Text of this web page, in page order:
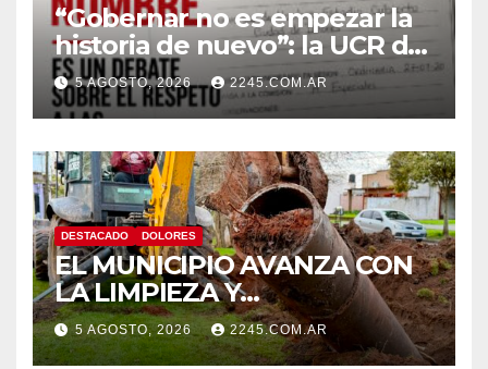
“Gobernar no es empezar la
historia de nuevo”: la UCR de
Dolores rechazó el cambio de
nombre del Estadio Arturo
Umberto Illia
5 AGOSTO, 2026 2245.COM.AR
DESTACADO DOLORES
EL MUNICIPIO AVANZA CON
LA LIMPIEZA Y
MANTENIMIENTO DE
DESAGÜES
5 AGOSTO, 2026 2245.COM.AR